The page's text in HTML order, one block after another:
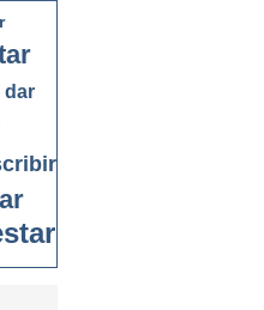
dar